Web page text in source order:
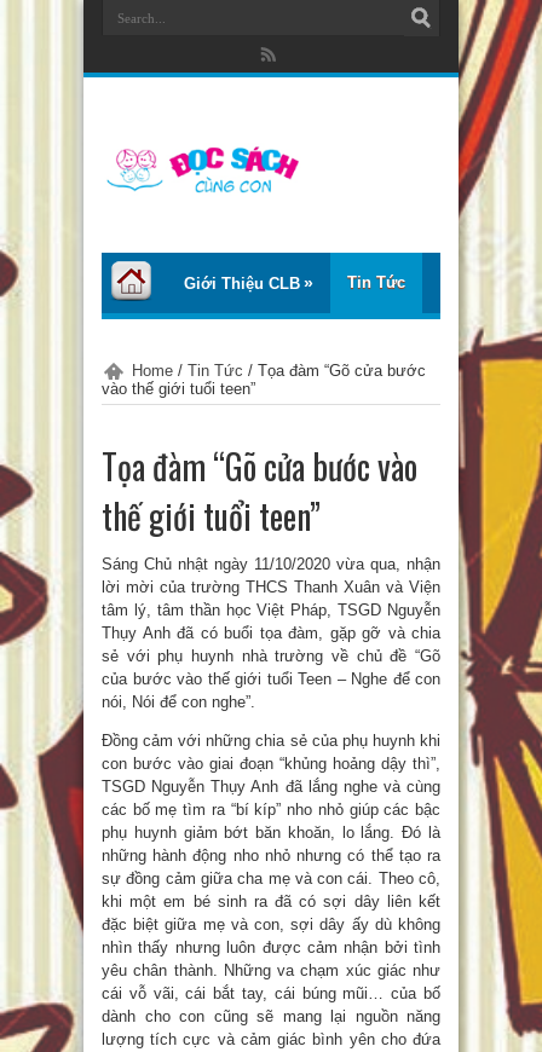
Giới Thiệu CLB Tin Tức
Tư Vấn – Chia Sẻ Thơ – Truyện
Chào Tiếng Việt
Trại Hè Thanh Thiếu Nhi EcoCamp
Home / Tin Tức / Tọa đàm “Gõ cửa bước
vào thế giới tuổi teen”
Tọa đàm “Gõ cửa bước vào
thế giới tuổi teen”
Sáng Chủ nhật ngày 11/10/2020 vừa qua, nhận
lời mời của trường THCS Thanh Xuân và Viện
tâm lý, tâm thần học Việt Pháp, TSGD Nguyễn
Thụy Anh đã có buổi tọa đàm, gặp gỡ và chia
sẻ với phụ huynh nhà trường về chủ đề “Gõ
của bước vào thế giới tuổi Teen – Nghe để con
nói, Nói để con nghe”.
Đồng cảm với những chia sẻ của phụ huynh khi
con bước vào giai đoạn “khủng hoảng dậy thì”,
TSGD Nguyễn Thụy Anh đã lắng nghe và cùng
các bố mẹ tìm ra “bí kíp” nho nhỏ giúp các bậc
phụ huynh giảm bớt băn khoăn, lo lắng. Đó là
những hành động nho nhỏ nhưng có thể tạo ra
sự đồng cảm giữa cha mẹ và con cái. Theo cô,
khi một em bé sinh ra đã có sợi dây liên kết
đặc biệt giữa mẹ và con, sợi dây ấy dù không
nhìn thấy nhưng luôn được cảm nhận bởi tình
yêu chân thành. Những va chạm xúc giác như
cái vỗ vãi, cái bắt tay, cái búng mũi… của bố
dành cho con cũng sẽ mang lại nguồn năng
lượng tích cực và cảm giác bình yên cho đứa